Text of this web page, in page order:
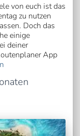
von euch ist das
zu nutzen
Doch das
einige
deiner
App